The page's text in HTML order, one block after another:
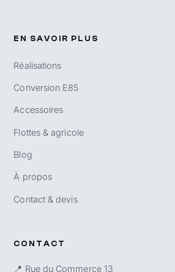
EN SAVOIR PLUS
Réalisations
Conversion E85
Accessoires
Flottes & agricole
Blog
À propos
Contact & devis
CONTACT
📍 Rue du Commerce 13